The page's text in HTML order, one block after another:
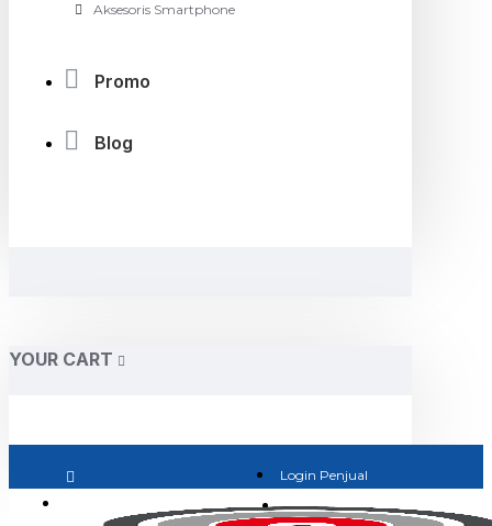
Aksesoris Smartphone
Promo
Blog
YOUR CART
Login Penjual
Jadi Penjual